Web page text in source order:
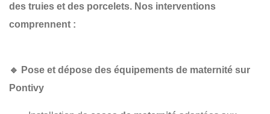
des truies et des porcelets. Nos interventions
comprennent :
🔹 Pose et dépose des équipements de maternité sur
Pontivy